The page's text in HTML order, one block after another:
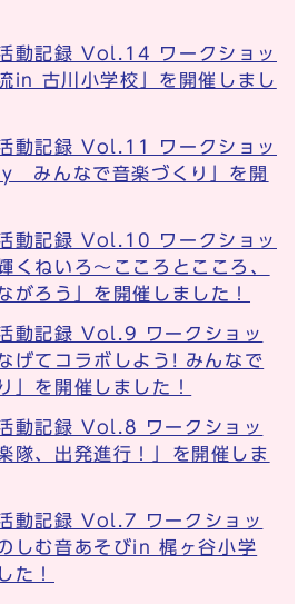
動記録 Vol.14 ワークショッ
in 古川小学校」を開催しまし
動記録 Vol.11 ワークショッ
みんなで音楽づくり」を開
動記録 Vol.10 ワークショッ
くねいろ～こころとこころ、
がろう」を開催しました！
動記録 Vol.9 ワークショッ
げてコラボしよう! みんなで
」を開催しました！
動記録 Vol.8 ワークショッ
隊、出発進行！」を開催しま
動記録 Vol.7 ワークショッ
しむ音あそびin 梶ヶ谷小学
た！